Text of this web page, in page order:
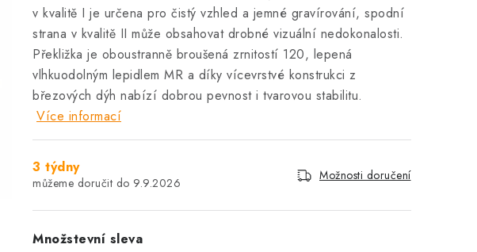
v kvalitě I je určena pro čistý vzhled a jemné gravírování, spodní
strana v kvalitě II může obsahovat drobné vizuální nedokonalosti.
Překližka je oboustranně broušená zrnitostí 120, lepená
vlhkuodolným lepidlem MR a díky vícevrstvé konstrukci z
březových dýh nabízí dobrou pevnost i tvarovou stabilitu.
Více informací
3 týdny
9.9.2026 Možnosti doručení
Množstevní sleva